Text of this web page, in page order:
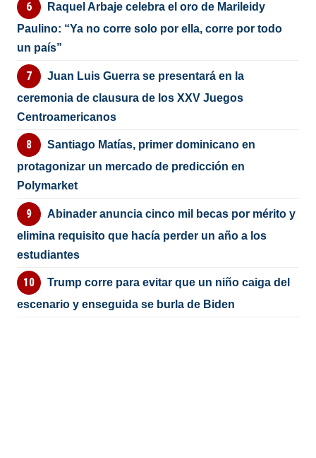
Raquel Arbaje celebra el oro de Marileidy
Paulino: “Ya no corre solo por ella, corre por todo
un país”
Juan Luis Guerra se presentará en la
ceremonia de clausura de los XXV Juegos
Centroamericanos
Santiago Matías, primer dominicano en
protagonizar un mercado de predicción en
Polymarket
Abinader anuncia cinco mil becas por mérito y
elimina requisito que hacía perder un año a los
estudiantes
Trump corre para evitar que un niño caiga del
escenario y enseguida se burla de Biden